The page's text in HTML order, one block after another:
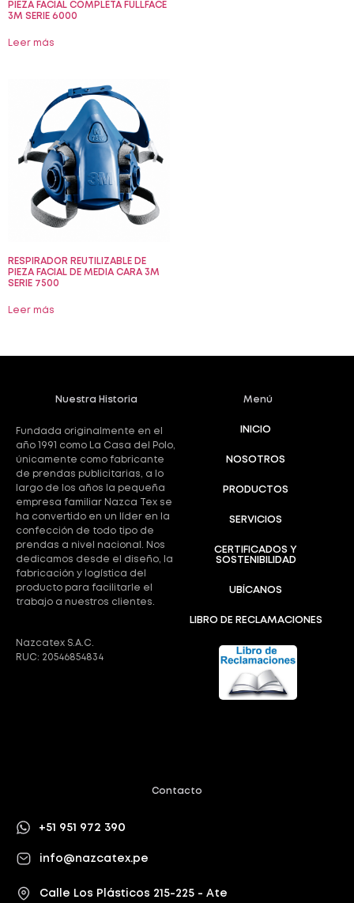
PIEZA FACIAL COMPLETA FULLFACE
3M SERIE 6000
Leer más
RESPIRADOR REUTILIZABLE DE
PIEZA FACIAL DE MEDIA CARA 3M
SERIE 7500
Leer más
Nuestra Historia
Fundada originalmente en el
año 1991 como La Casa del Polo,
únicamente como fabricante
de prendas publicitarias, a lo
largo de los años la pequeña
empresa familiar Nazca Tex se
ha convertido en un líder en la
confección de todo tipo de
prendas a nivel nacional. Nos
dedicamos desde el diseño, la
fabricación y logística del
producto para facilitarle el
trabajo a nuestros clientes.
Nazcatex S.A.C.
RUC: 20546854834
Menú
INICIO
NOSOTROS
PRODUCTOS
SERVICIOS
CERTIFICADOS Y
SOSTENIBILIDAD
UBÍCANOS
LIBRO DE RECLAMACIONES
Contacto
+51 951 972 390
info@nazcatex.pe
Calle Los Plásticos 215-225 - Ate